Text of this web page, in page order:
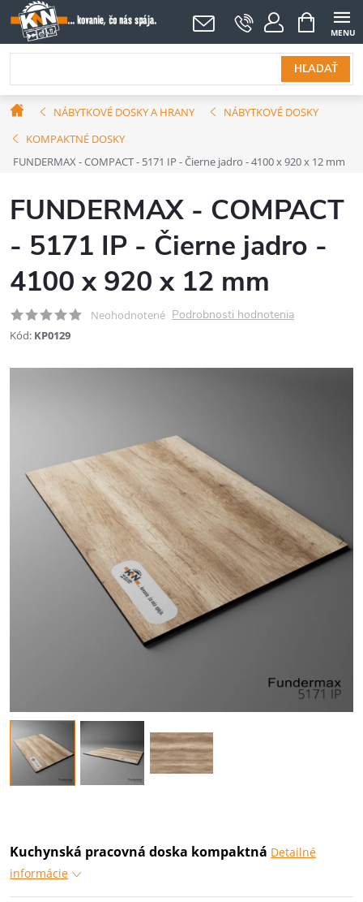
Prejsť
na
obsah
HĽADAŤ
NÁKUPNÝ
KOŠÍK
DomovNÁBYTKOVÉ DOSKY A HRANY
NÁBYTKOVÉ DOSKY
KOMPAKTNÉ DOSKY
FUNDERMAX - COMPACT - 5171 IP - Čierne jadro - 4100 x 920 x 12 mm
FUNDERMAX - COMPACT
- 5171 IP - Čierne jadro -
4100 x 920 x 12 mm
Neohodnotené Podrobnosti hodnotenia
Kód: KP0129
Kuchynská pracovná doska kompaktná Detailné
informácie